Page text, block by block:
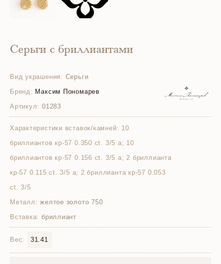
Серьги с бриллиантами
Вид украшения: Серьги
Бренд: Максим Пономарев
Артикул: 01283
Характеристики вставок/камней: 10
бриллиантов кр-57 0.350 ct. 3/5 а; 10
бриллиантов кр-57 0.156 ct. 3/5 а; 2 бриллианта
кр-57 0.115 ct. 3/5 а; 2 бриллианта кр-57 0.053
ct. 3/5
Металл: желтое золото 750
Вставка: бриллиант
Вес: 31.41